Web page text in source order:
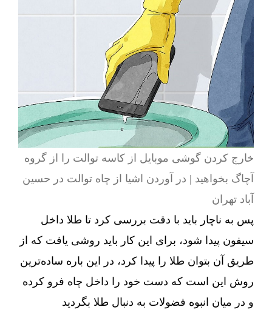
خارج کردن گوشی موبایل از کاسه توالت را از گروه
آچاگ بخواهید | در آوردن اشیا از چاه توالت در حسین
آباد تهران
پس به ناچار باید با دقت بررسی کرد تا طلا داخل
سیفون پیدا شود، برای این کار باید روشی یافت که از
طریق آن بتوان طلا را پیدا کرد، در این باره ساده‌ترین
روش این است که دست خود را داخل چاه فرو کرده
و در میان انبوه فضولات به دنبال طلا بگردید